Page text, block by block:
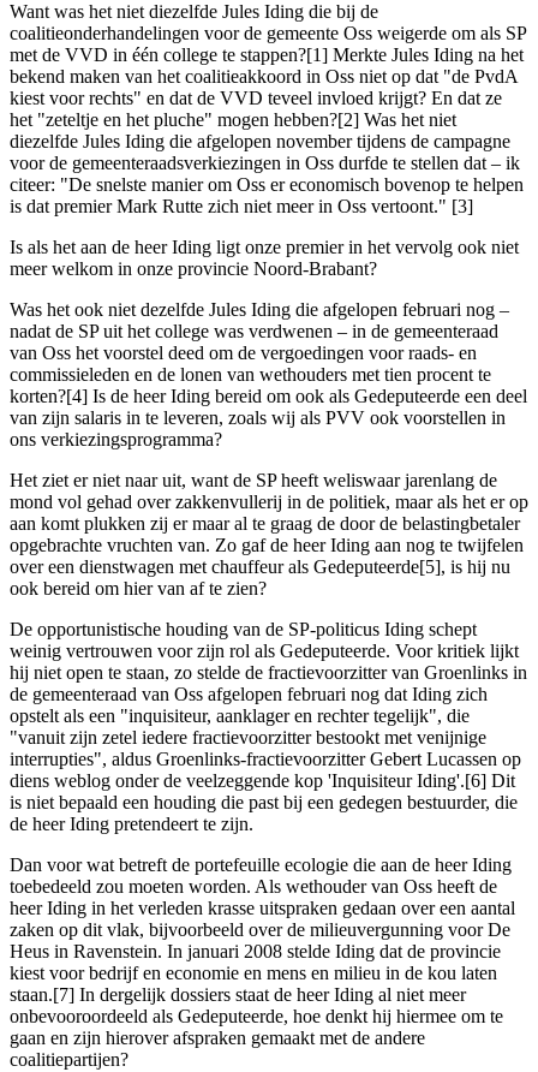
Want was het niet diezelfde Jules Iding die bij de
coalitieonderhandelingen voor de gemeente Oss weigerde om als SP
met de VVD in één college te stappen?[1] Merkte Jules Iding na het
bekend maken van het coalitieakkoord in Oss niet op dat "de PvdA
kiest voor rechts" en dat de VVD teveel invloed krijgt? En dat ze
het "zeteltje en het pluche" mogen hebben?[2] Was het niet
diezelfde Jules Iding die afgelopen november tijdens de campagne
voor de gemeenteraadsverkiezingen in Oss durfde te stellen dat – ik
citeer: "De snelste manier om Oss er economisch bovenop te helpen
is dat premier Mark Rutte zich niet meer in Oss vertoont." [3]
Is als het aan de heer Iding ligt onze premier in het vervolg ook niet
meer welkom in onze provincie Noord-Brabant?
Was het ook niet dezelfde Jules Iding die afgelopen februari nog –
nadat de SP uit het college was verdwenen – in de gemeenteraad
van Oss het voorstel deed om de vergoedingen voor raads- en
commissieleden en de lonen van wethouders met tien procent te
korten?[4] Is de heer Iding bereid om ook als Gedeputeerde een deel
van zijn salaris in te leveren, zoals wij als PVV ook voorstellen in
ons verkiezingsprogramma?
Het ziet er niet naar uit, want de SP heeft weliswaar jarenlang de
mond vol gehad over zakkenvullerij in de politiek, maar als het er op
aan komt plukken zij er maar al te graag de door de belastingbetaler
opgebrachte vruchten van. Zo gaf de heer Iding aan nog te twijfelen
over een dienstwagen met chauffeur als Gedeputeerde[5], is hij nu
ook bereid om hier van af te zien?
De opportunistische houding van de SP-politicus Iding schept
weinig vertrouwen voor zijn rol als Gedeputeerde. Voor kritiek lijkt
hij niet open te staan, zo stelde de fractievoorzitter van Groenlinks in
de gemeenteraad van Oss afgelopen februari nog dat Iding zich
opstelt als een "inquisiteur, aanklager en rechter tegelijk", die
"vanuit zijn zetel iedere fractievoorzitter bestookt met venijnige
interrupties", aldus Groenlinks-fractievoorzitter Gebert Lucassen op
diens weblog onder de veelzeggende kop 'Inquisiteur Iding'.[6] Dit
is niet bepaald een houding die past bij een gedegen bestuurder, die
de heer Iding pretendeert te zijn.
Dan voor wat betreft de portefeuille ecologie die aan de heer Iding
toebedeeld zou moeten worden. Als wethouder van Oss heeft de
heer Iding in het verleden krasse uitspraken gedaan over een aantal
zaken op dit vlak, bijvoorbeeld over de milieuvergunning voor De
Heus in Ravenstein. In januari 2008 stelde Iding dat de provincie
kiest voor bedrijf en economie en mens en milieu in de kou laten
staan.[7] In dergelijk dossiers staat de heer Iding al niet meer
onbevooroordeeld als Gedeputeerde, hoe denkt hij hiermee om te
gaan en zijn hierover afspraken gemaakt met de andere
coalitiepartijen?